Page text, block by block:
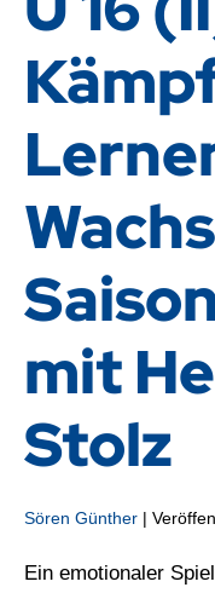
mit
Stolz
Sören Günther |
Ein emotionaler